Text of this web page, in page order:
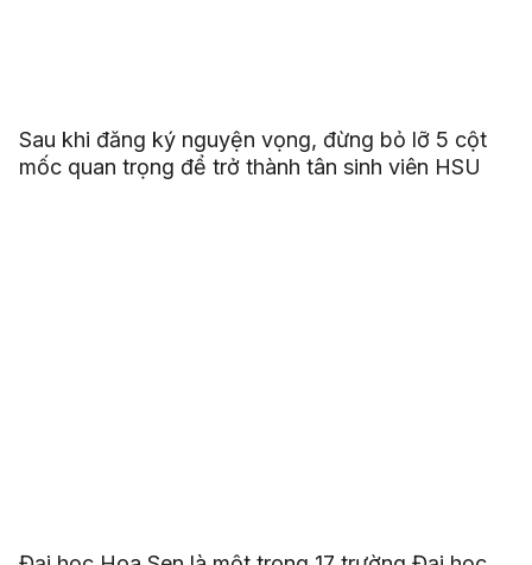
Sau khi đăng ký nguyện vọng, đừng bỏ lỡ 5 cột
mốc quan trọng để trở thành tân sinh viên HSU